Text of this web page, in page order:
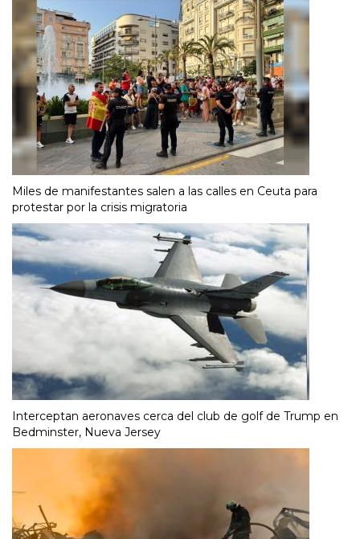
Miles de manifestantes salen a las calles en Ceuta para
protestar por la crisis migratoria
Interceptan aeronaves cerca del club de golf de Trump en
Bedminster, Nueva Jersey